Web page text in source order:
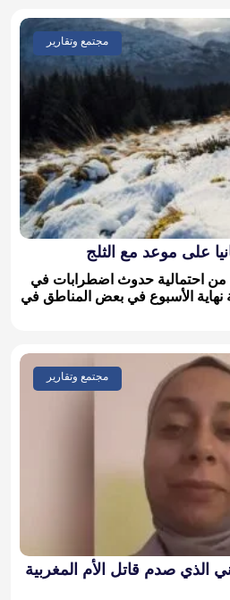
مجتمع وتقارير
على موعد مع الثلج
من احتمالية حدوث اضطرابات في
نهاية الأسبوع في بعض المناطق في
مجتمع وتقارير
الذي صدم قاتل الأم المغربية